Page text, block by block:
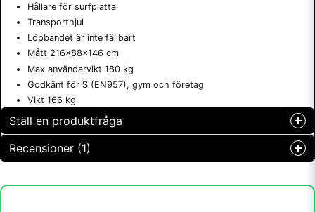
Hållare för surfplatta
Transporthjul
Löpbandet är inte fällbart
Mått 216x88x146 cm
Max användarvikt 180 kg
Godkänt för S (EN957), gym och företag
Vikt 166 kg
Ställ en produktfråga
question
Fråga oss något om denna produkten...
Recensioner (1)
Easy fitnesscenter